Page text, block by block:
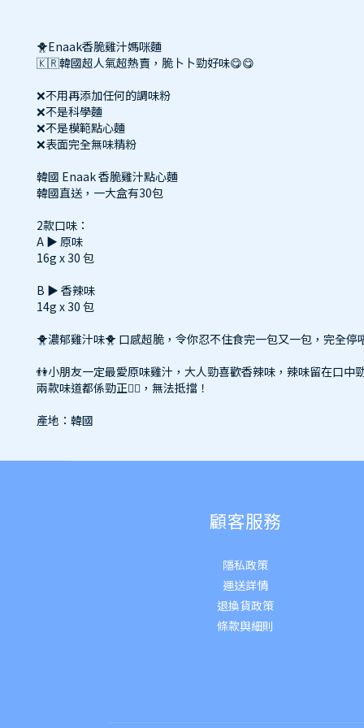
🐥Enaak香脆雞汁媽咪麵
🇰🇷韓國超人氣超熱賣，脆卜卜勁好味😋😋
❌不用再添加任何的調味粉
❌不是科學麵
❌不是模範點心麵
❌表面完全無味精粉
韓國 Enaak 香脆雞汁點心麵
韓國直送，一大盒有30包
2款口味：
A ▶️ 原味
16g x 30 包
B ▶️ 香辣味
14g x 30 包
🐥濃郁雞汁味🐥 口感超脆，令你忍不住食完一包又一包，完全停
👫小朋友一定最愛原味雞汁，大人勁喜歡香辣味，辣味留在口中
兩款味道都係勁正👍🏻，無法抵擋！
產地：韓國
顧客服務
隱私政策
運送詳情
退換貨政策
條款與細則